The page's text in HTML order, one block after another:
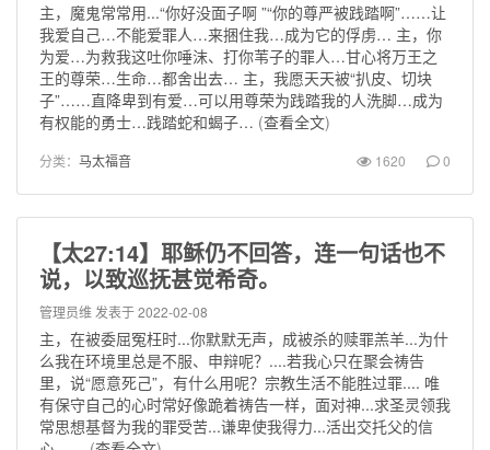
主，魔鬼常常用...“你好没面子啊 ”“你的尊严被践踏啊”……让
我爱自己…不能爱罪人…来捆住我…成为它的俘虏… 主，你
为爱…为救我这吐你唾沫、打你苇子的罪人…甘心将万王之
王的尊荣…生命…都舍出去… 主，我愿天天被“扒皮、切块
子”……直降卑到有爱…可以用尊荣为践踏我的人洗脚…成为
有权能的勇士…践踏蛇和蝎子… (查看全文)
分类： 马太福音 1620 0
【太27:14】耶稣仍不回答，连一句话也不
说，以致巡抚甚觉希奇。
管理员维 发表于 2022-02-08
主，在被委屈冤枉时...你默默无声，成被杀的赎罪羔羊...为什
么我在环境里总是不服、申辩呢？....若我心只在聚会祷告
里，说“愿意死己”，有什么用呢？宗教生活不能胜过罪.... 唯
有保守自己的心时常好像跪着祷告一样，面对神...求圣灵领我
常思想基督为我的罪受苦...谦卑使我得力...活出交托父的信